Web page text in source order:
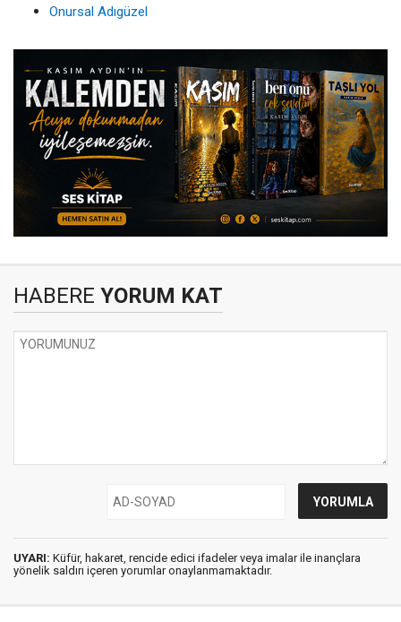
Onursal Adıgüzel
HABERE YORUM KAT
UYARI: Küfür, hakaret, rencide edici ifadeler veya imalar ile inançlara
yönelik saldırı içeren yorumlar onaylanmamaktadır.